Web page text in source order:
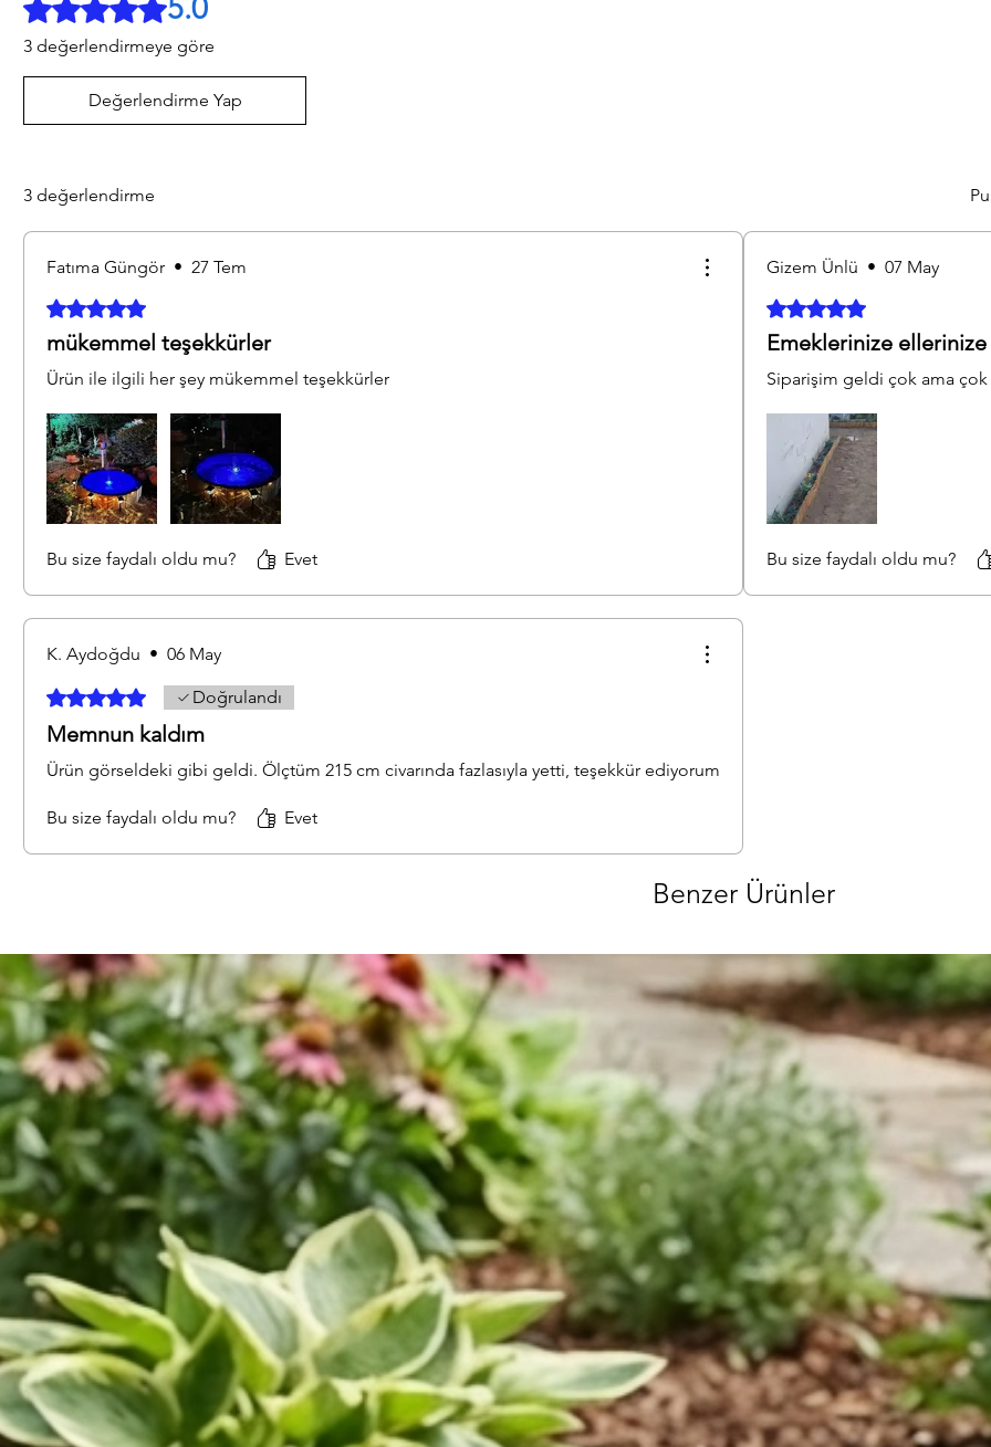
5.0
3 değerlendirmeye göre
Değerlendirme Yap
3 değerlendirme
Fatıma Güngör • 27 Tem
5 üzerinden 5 yıldız
mükemmel teşekkürler
Ürün ile ilgili her şey mükemmel teşekkürler
Bu size faydalı oldu mu? Evet
K. Aydoğdu • 06 May
5 üzerinden 5 yıldızDoğrulandı
Memnun kaldım
Ürün görseldeki gibi geldi. Ölçtüm 215 cm civarında fazlasıyla yetti, teşekkür ediyorum
Bu size faydalı oldu mu? Evet
Gizem Ünlü • 07 May
5 üzerinden 5 yıldız
Emeklerinize ellerinize
Siparişim geldi çok ama
Bu size faydalı oldu mu?
Benzer Ürünler